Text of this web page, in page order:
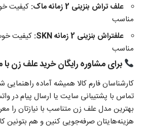
علف تراش بنزینی 2 زمانه ماک
: کیفیت
مناسب
علفتراش بنزینی 2 زمانه SKN
: کیفیت
مناسب
برای مشاوره رایگان خرید علف زن با
کارشناسان فارم کالا همیشه آماده
تماس با پشتیبانی سایت یا ارسال پیام در
بهترین مدل علف زن متناسب با نیازتان را
هزینه‌هایتان صرفه‌جویی کنین و هم بتونین